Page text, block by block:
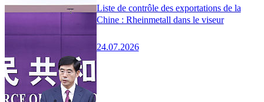
Liste de contrôle des exportations de la
Chine : Rheinmetall dans le viseur
24.07.2026